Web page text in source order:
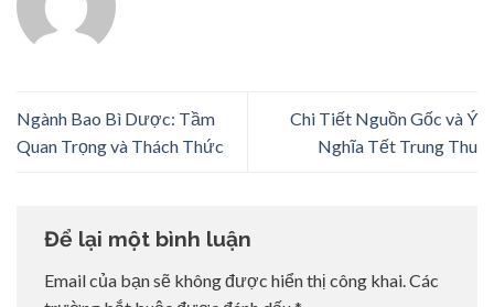
Ngành Bao Bì Dược: Tầm
Quan Trọng và Thách Thức
Chi Tiết Nguồn Gốc và Ý
Nghĩa Tết Trung Thu
Để lại một bình luận
Email của bạn sẽ không được hiển thị công khai. Các